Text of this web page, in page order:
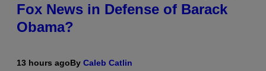
Fox News in Defense of Barack
Obama?
13 hours agoBy Caleb Catlin